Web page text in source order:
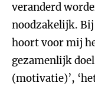
veranderd
noodzakelijk.
hoort voor mij
gezamenlijk
(motivatie)’,